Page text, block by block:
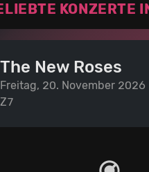
KONZERTE
The New Roses
Freitag, 20. November 2026
Z7